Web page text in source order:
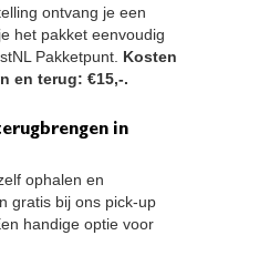
ontvang je een
het pakket eenvoudig
Pakketpunt. Kosten
en terug: €15,-.
in
ophalen en
gratis bij ons pick-up
handige optie voor